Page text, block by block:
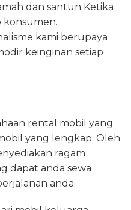
dan santun Ketika
konsumen.
kami berupaya
keinginan setiap
rental mobil yang
yang lengkap. Oleh
ragam
dapat anda sewa
anda.